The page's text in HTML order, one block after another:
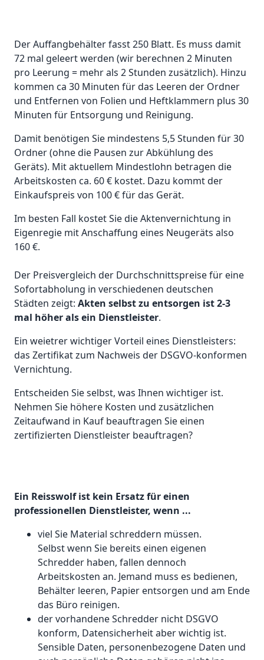
Der Auffangbehälter fasst 250 Blatt. Es muss damit
72 mal geleert werden (wir berechnen 2 Minuten
pro Leerung = mehr als 2 Stunden zusätzlich). Hinzu
kommen ca 30 Minuten für das Leeren der Ordner
und Entfernen von Folien und Heftklammern plus 30
Minuten für Entsorgung und Reinigung.
Damit benötigen Sie mindestens 5,5 Stunden für 30
Ordner (ohne die Pausen zur Abkühlung des
Geräts). Mit aktuellem Mindestlohn betragen die
Arbeitskosten ca. 60 € kostet. Dazu kommt der
Einkaufspreis von 100 € für das Gerät.
Im besten Fall kostet Sie die Aktenvernichtung in
Eigenregie mit Anschaffung eines Neugeräts also
160 €.
Der Preisvergleich der Durchschnittspreise für eine
Sofortabholung in verschiedenen deutschen
Städten zeigt: Akten selbst zu entsorgen ist 2-3
mal höher als ein Dienstleister.
Ein weietrer wichtiger Vorteil eines Dienstleisters:
das Zertifikat zum Nachweis der DSGVO-konformen
Vernichtung.
Entscheiden Sie selbst, was Ihnen wichtiger ist.
Nehmen Sie höhere Kosten und zusätzlichen
Zeitaufwand in Kauf beauftragen Sie einen
zertifizierten Dienstleister beauftragen?
Ein Reisswolf ist kein Ersatz für einen
professionellen Dienstleister, wenn ...
viel Sie Material schreddern müssen.
Selbst wenn Sie bereits einen eigenen
Schredder haben, fallen dennoch
Arbeitskosten an. Jemand muss es bedienen,
Behälter leeren, Papier entsorgen und am Ende
das Büro reinigen.
der vorhandene Schredder nicht DSGVO
konform, Datensicherheit aber wichtig ist.
Sensible Daten, personenbezogene Daten und